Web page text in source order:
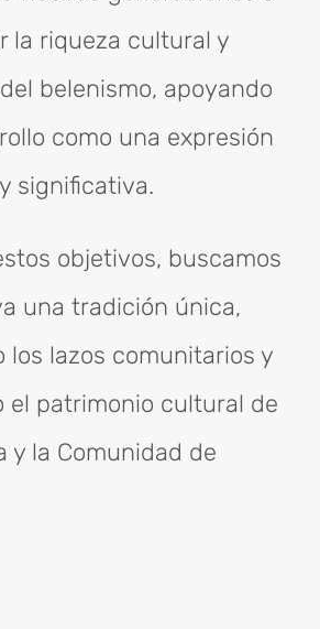
la riqueza cultural y
belenismo, apoyando
como una expresión
significativa.
objetivos, buscamos
una tradición única,
los lazos comunitarios y
el patrimonio cultural de
y la Comunidad de